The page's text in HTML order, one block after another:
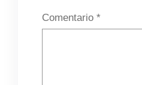
Comentario *